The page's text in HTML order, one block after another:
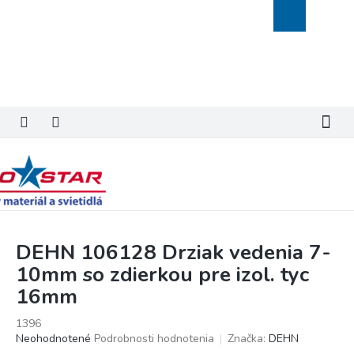
košík
DEHN 106128 Drziak vedenia 7-
10mm so zdierkou pre izol. tyc
16mm
1396
Priemerné
Neohodnotené Podrobnosti hodnotenia Značka: DEHN